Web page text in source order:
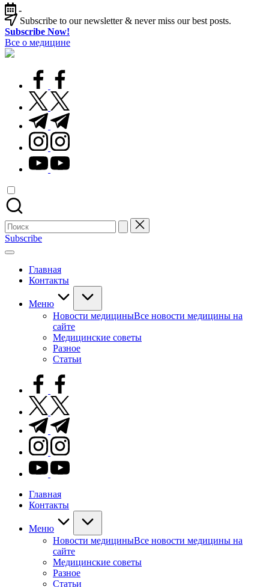
Перейти
к
содержимому
-
Subscribe to our newsletter & never miss our best posts.
Subscribe Now!
Все о медицине
Лечитесь
facebook.com
twitter.com
t.me
instagram.com
youtube.com
Поиск
для:
Subscribe
Главная
Контакты
Меню
Новости медициныВсе новости медицины на
сайте
Медицинские советы
Разное
Статьи
facebook.com
twitter.com
t.me
instagram.com
youtube.com
Главная
Контакты
Меню
Новости медициныВсе новости медицины на
сайте
Медицинские советы
Разное
Статьи